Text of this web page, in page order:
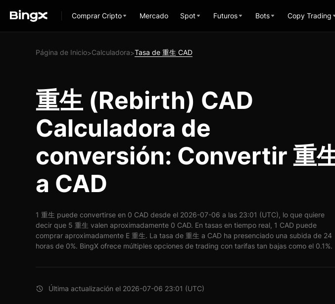
Comprar Cripto Mercado Spot Futuros Bots Copy Trading
Página de Inicio>Calculadora>Tasa de 重生 CAD
重生 (Rebirth) CAD
Calculadora de
conversión: Convertir 重
a CAD
1 重生 puede convertirse en 0 CAD desde el 2026-07-06 a las 23:01 (UTC), lo que quiere
decir que 5 重生 valen aproximadamente 0 CAD. En tasas en tiempo real, 1 CAD puede
comprar aproximadamente E 重生. La tasa de 重生 a CAD ha presenciado una subida de 24
horas de 0%. BingX ofrece múltiples opciones de trading con tarifas tan bajas como el 0.1%.
Última actualización el 2026-07-06 23:01 (UTC)